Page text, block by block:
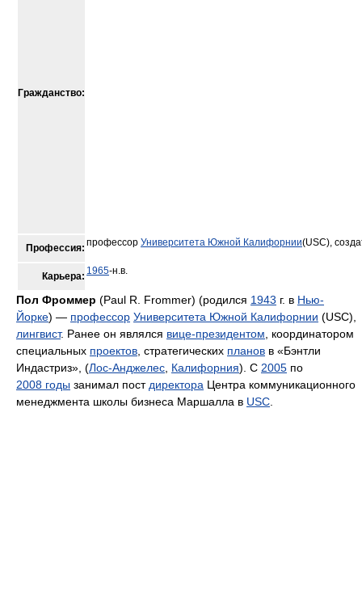
Гражданство:
Профессия: профессор Университета Южной Калифорнии(USC),
Карьера: 1965-н.в.
Пол Фроммер (Paul R. Frommer) (родился 1943 г. в Нью-
Йорке) — профессор Университета Южной Калифорнии (USC),
лингвист. Ранее он являлся вице-президентом , координатором
специальных проектов , стратегических планов в «Бэнтли
Индастриз», (Лос-Анджелес Калифорния). С 2005 по
2008 годы занимал пост директора Центра коммуникационного
менеджмента школы бизнеса Маршалла в USC